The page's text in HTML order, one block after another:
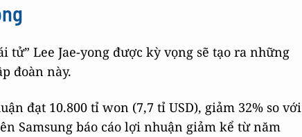
tử” Lee Jae-yong được kỳ vọng sẽ tạo ra những
đoàn này.
đạt 10.800 tỉ won (7,7 tỉ USD), giảm 32% so với
Samsung báo cáo lợi nhuận giảm kể từ năm